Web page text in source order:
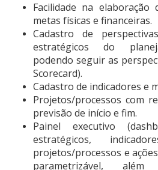
Facilidade na elaboração
metas físicas e financeiras.
Cadastro de
estratégicos do
podendo seguir as
Scorecard).
Cadastro de indicadores e
Projetos/processos com
previsão de início e fim.
Painel executivo
estratégicos,
projetos/processos e
parametrizável,